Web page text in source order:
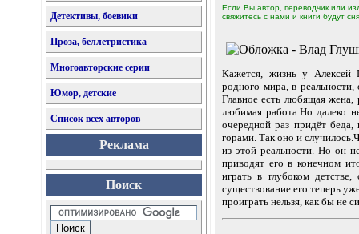
Детективы, боевики
Проза, беллетристика
Многоавторские серии
Юмор, детские
Список всех авторов
Реклама
Поиск
Если Вы автор, переводчик или
свяжитесь с нами и книги будут
Кажется, жизнь у Алексей
родного мира, в
Главное есть любящая жена,
любимая работа.Но далеко
очередной раз придёт беда,
горами. Так оно и
из этой реальности. Но он
приводят его в конечном
играть в глубоком
существование его теперь
проиграть нельзя, как бы не